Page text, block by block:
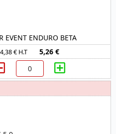
EVENT ENDURO BETA
4,38 € H.T 5,26 €